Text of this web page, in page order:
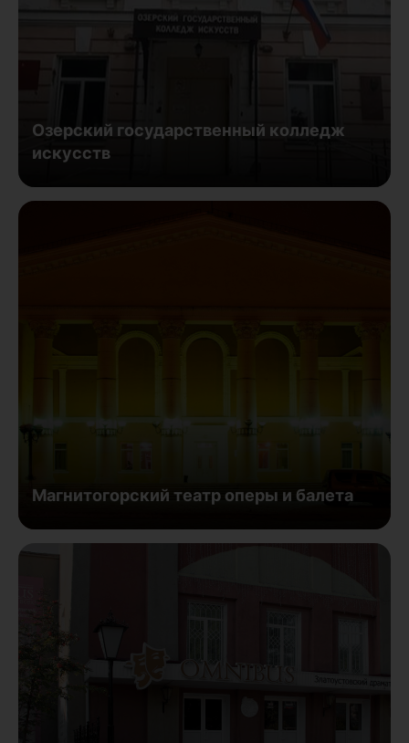
Озерский государственный колледж
искусств
Магнитогорский театр оперы и балета